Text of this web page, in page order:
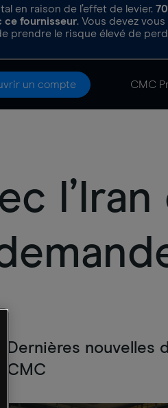
en raison de l’effet de levier.
ce fournisseur. Vous devez vous
prendre le risque élevé de
un compte CMC
l’Iran
Dernières nouvelles
CMC